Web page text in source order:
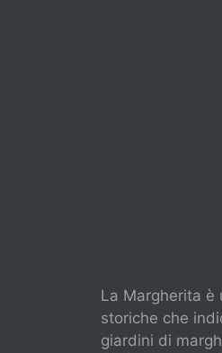
La Margherita è
storiche che
giardini di